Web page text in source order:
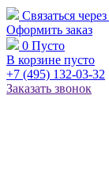
Связаться через
Оформить заказ
0 Пусто
В корзине пусто
+7 (495) 132-03-32
Заказать звонок